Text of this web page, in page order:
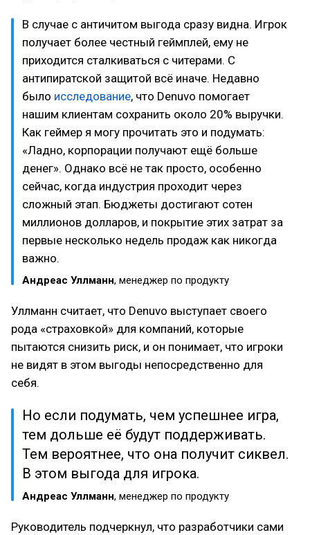
В случае с античитом выгода сразу видна. Игрок
получает более честный геймплей, ему не
приходится сталкиваться с читерами. С
антипиратской защитой всё иначе. Недавно
было исследование, что Denuvo помогает
нашим клиентам сохранить около 20% выручки.
Как геймер я могу прочитать это и подумать:
«Ладно, корпорации получают ещё больше
денег». Однако всё не так просто, особенно
сейчас, когда индустрия проходит через
сложный этап. Бюджеты достигают сотен
миллионов долларов, и покрытие этих затрат за
первые несколько недель продаж как никогда
важно.
Андреас Уллманн, менеджер по продукту
Уллманн считает, что Denuvo выступает своего
рода «страховкой» для компаний, которые
пытаются снизить риск, и он понимает, что игроки
не видят в этом выгоды непосредственно для
себя.
Но если подумать, чем успешнее игра,
тем дольше её будут поддерживать.
Тем вероятнее, что она получит сиквел.
В этом выгода для игрока.
Андреас Уллманн, менеджер по продукту
Руководитель подчеркнул, что разработчики сами